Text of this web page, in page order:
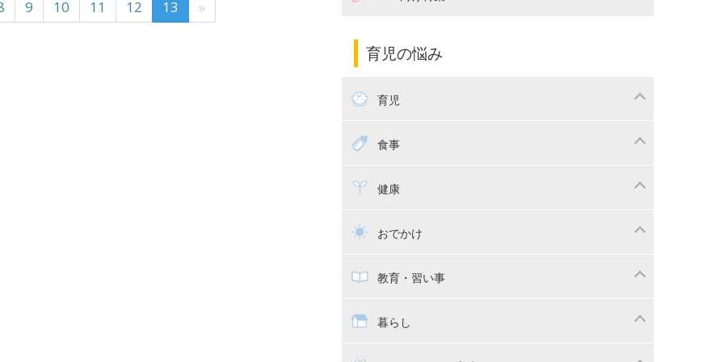
9 10 11 12 13 »
パパ向け特集
育児の悩み
育児
赤ちゃんのお世話
寝かしつけ
トイトレ
食事
離乳食健康
乳幼児健診・予防接種
おでかけ
子供とおでかけ
抱っこ紐
教育・習い事
教育・習い事
暮らし